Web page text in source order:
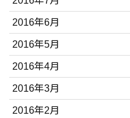
2016年6月
2016年5月
2016年4月
2016年3月
2016年2月